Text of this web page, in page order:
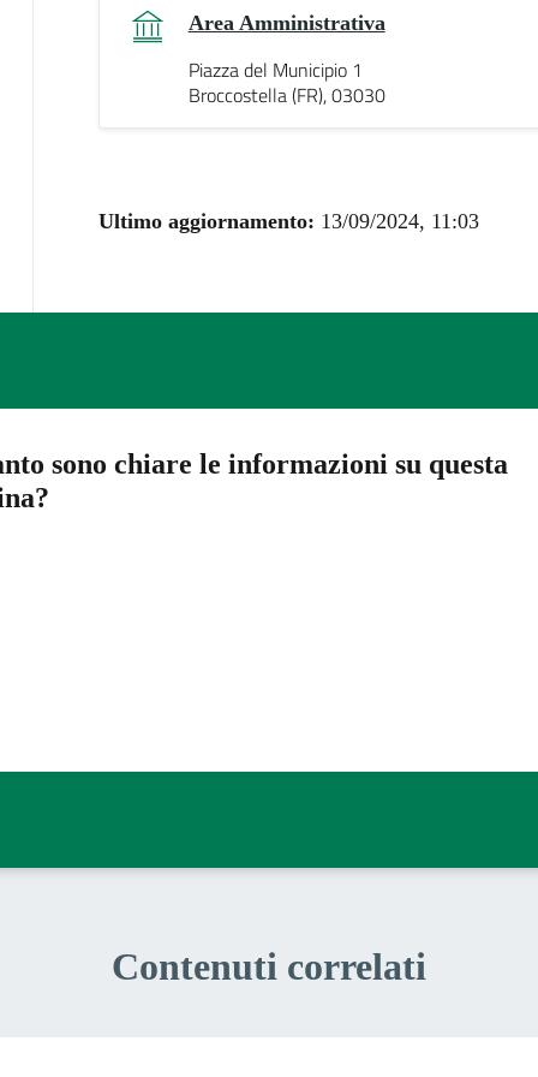
Area Amministrativa
Piazza del Municipio 1
Broccostella (FR), 03030
Ultimo aggiornamento: 13/09/2024, 11:03
sono chiare le informazioni su questa
5 stelle su 5
4 stelle su 5
3 stelle su 5
2 stelle su 5
Contenuti correlati